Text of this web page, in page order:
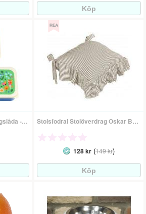
Matlåda Plastlåda Fövaringslåda - Älva Stolsfodral Stolöverdrag Oskar Beige
128 kr(149 kr)